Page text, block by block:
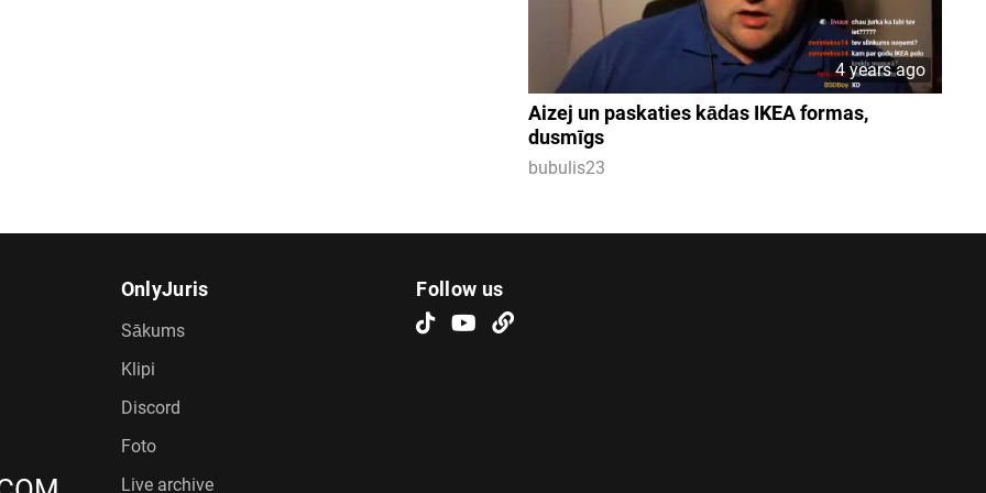
4 years ago
Aizej un paskaties kādas IKEA formas,
dusmīgs
bubulis23
OnlyJuris
Sākums
Klipi
Discord
Foto
Live archive
Follow us